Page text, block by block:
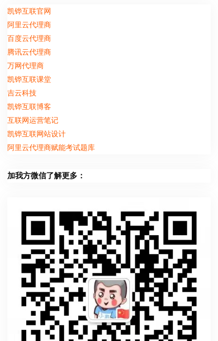
凯铧互联官网
阿里云代理商
百度云代理商
腾讯云代理商
万网代理商
凯铧互联课堂
吉云科技
凯铧互联博客
互联网运营笔记
凯铧互联网站设计
阿里云代理商赋能考试题库
加我方微信了解更多：